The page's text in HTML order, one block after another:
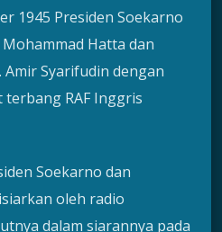
1945 Presiden Soekarno
Hatta dan
Syarifudin dengan
RAF Inggris
Soekarno dan
oleh radio
dalam siarannya pada